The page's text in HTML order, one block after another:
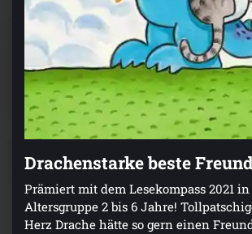
Drachenstarke beste
Prämiert mit dem Lesekompass 2021
Altersgruppe 2 bis 6 Jahre!
Herz Drache hätte so gern einen